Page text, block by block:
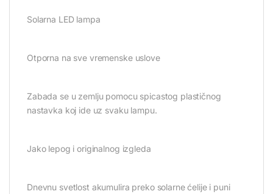
Solarna LED lampa
Otporna na sve vremenske uslove
Zabada se u zemlju pomocu spicastog plastičnog
nastavka koj ide uz svaku lampu.
Jako lepog i originalnog izgleda
Dnevnu svetlost akumulira preko solarne ćelije i puni